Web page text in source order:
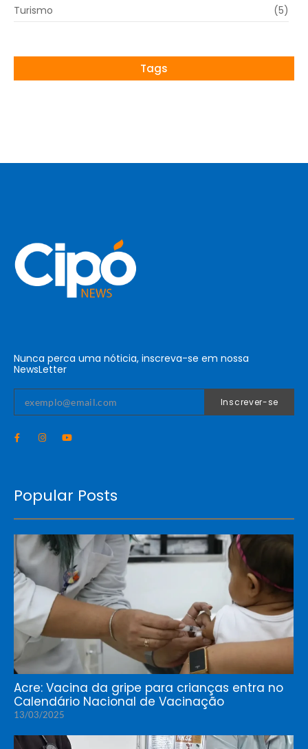
Turismo (5)
Tags
Nunca perca uma nóticia, inscreva-se em nossa
NewsLetter
Inscrever-se
Popular Posts
Acre: Vacina da gripe para crianças entra no
Calendário Nacional de Vacinação
13/03/2025